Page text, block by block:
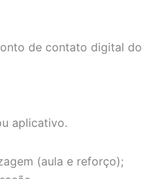
de contato digital do
aplicativo.
(aula e reforço);